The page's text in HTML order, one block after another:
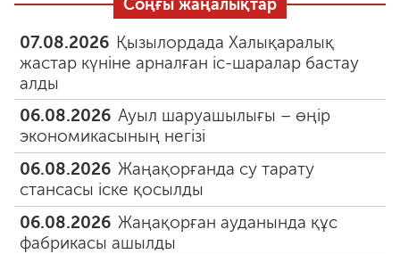
Соңғы жаңалықтар
07.08.2026 Қызылордада Халықаралық
жастар күніне арналған іс-шаралар бастау
алды
06.08.2026 Ауыл шаруашылығы – өңір
экономикасының негізі
06.08.2026 Жаңақорғанда су тарату
стансасы іске қосылды
06.08.2026 Жаңақорған ауданында құс
фабрикасы ашылды